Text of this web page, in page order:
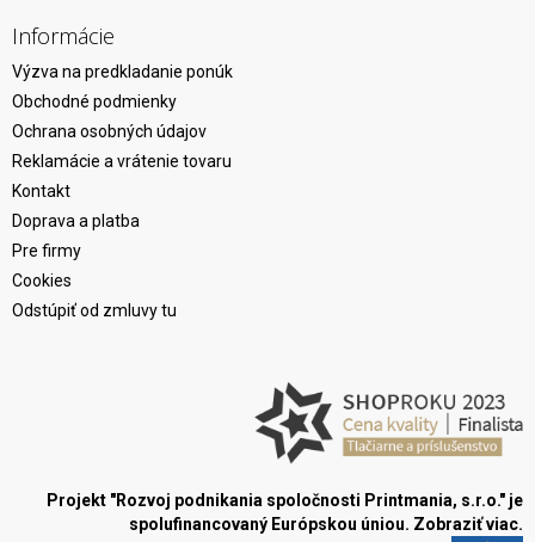
Informácie
Výzva na predkladanie ponúk
Obchodné podmienky
Ochrana osobných údajov
Reklamácie a vrátenie tovaru
Kontakt
Doprava a platba
Pre firmy
Cookies
Odstúpiť od zmluvy tu
Projekt "Rozvoj podnikania spoločnosti Printmania, s.r.o." je
spolufinancovaný Európskou úniou. Zobraziť viac.